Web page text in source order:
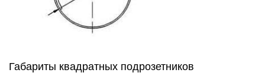
Габариты квадратных подрозетников